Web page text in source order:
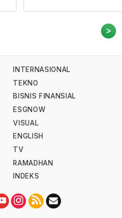
>
INTERNASIONAL
TEKNO
BISNIS FINANSIAL
ESGNOW
VISUAL
ENGLISH
TV
RAMADHAN
INDEKS